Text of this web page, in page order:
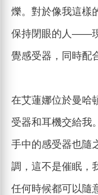
爍。對於像我這
保持閉眼的人——
覺感受器，同時配
在艾蓮娜位於曼哈
受器和耳機交給我
手中的感受器也
調，這不是催眠，
任何時候都可以隨